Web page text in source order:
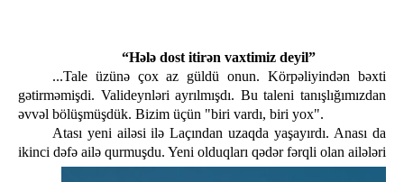
“Hələ dost itirən vaxtimiz deyil”
...Tale üzünə çox az güldü onun. Körpəliyindən bəxti
gətirməmişdi. Valideynləri ayrılmışdı. Bu taleni tanışlığımızdan
əvvəl bölüşmüşdük. Bizim üçün "biri vardı, biri yox".
Atası yeni ailəsi ilə Laçından uzaqda yaşayırdı. Anası da
ikinci dəfə ailə qurmuşdu. Yeni olduqları qədər fərqli olan ailələri